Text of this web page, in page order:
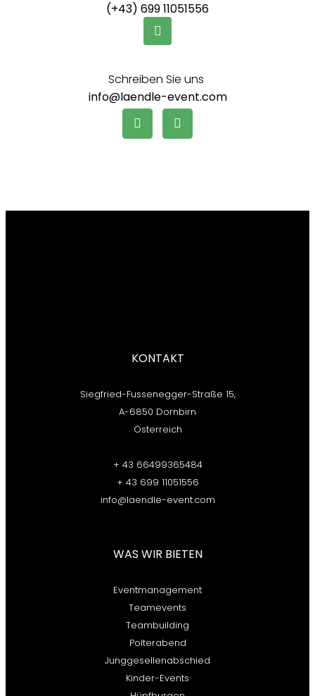
(+43) 699 11051556
Schreiben Sie uns
info@laendle-event.com
KONTAKT
Siegfried-Fussenegger-Straße 15,
A-6850 Dornbirn
Österreich
+ 43 66499365484
+ 43 699 11051556
info@laendle-event.com
WAS WIR BIETEN​
Eventmanagement
Teamevents
Teambuilding
Polterabend
Junggesellenabschied
Kinder-Events